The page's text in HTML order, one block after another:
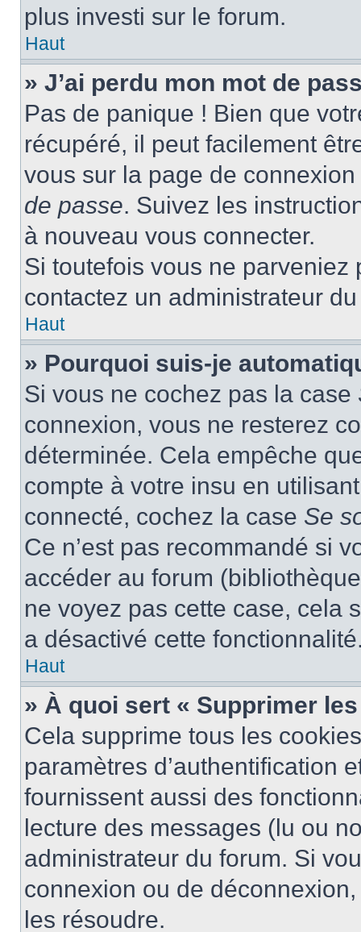
plus investi sur le forum.
Haut
» J’ai perdu mon mot de
Pas de panique ! Bien que
récupéré, il peut facilement
vous sur la page de
de passe. Suivez les
à nouveau vous connecter.
Si toutefois vous ne
contactez un administrateur
Haut
» Pourquoi suis-je
Si vous ne cochez pas la case
connexion, vous ne resterez
déterminée. Cela empêche
compte à votre insu en
connecté, cochez la case Se
Ce n’est pas recommandé si
accéder au forum
ne voyez pas cette case, cela
a désactivé cette
Haut
» À quoi sert « Supprimer
Cela supprime tous les
paramètres d’authentification
fournissent aussi des
lecture des messages (lu ou
administrateur du forum. Si
connexion ou de
les résoudre.